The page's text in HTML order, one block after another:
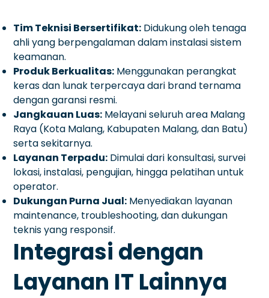
Tim Teknisi Bersertifikat: Didukung oleh tenaga
ahli yang berpengalaman dalam instalasi sistem
keamanan.
Produk Berkualitas: Menggunakan perangkat
keras dan lunak terpercaya dari brand ternama
dengan garansi resmi.
Jangkauan Luas: Melayani seluruh area Malang
Raya (Kota Malang, Kabupaten Malang, dan Batu)
serta sekitarnya.
Layanan Terpadu: Dimulai dari konsultasi, survei
lokasi, instalasi, pengujian, hingga pelatihan untuk
operator.
Dukungan Purna Jual: Menyediakan layanan
maintenance, troubleshooting, dan dukungan
teknis yang responsif.
Integrasi dengan
Layanan IT Lainnya